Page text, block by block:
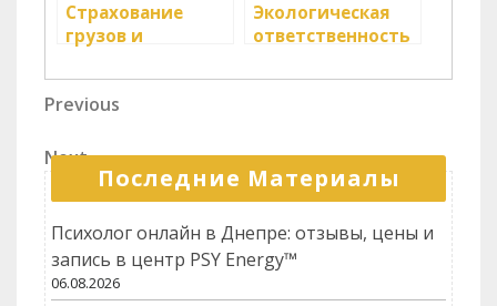
Страхование
грузов и
перевозчика
Экологическая
ответственность
Навигация
по
записям
Previous
Previous
Next
Post
Next
Последние Материалы
Психолог онлайн в Днепре: отзывы, цены и
запись в центр PSY Energy™
06.08.2026